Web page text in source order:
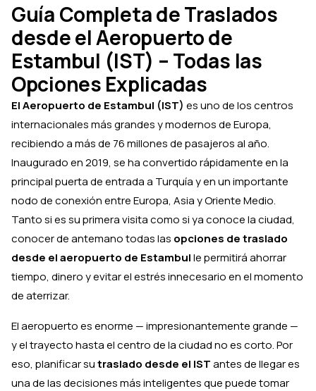
Guía Completa de Traslados
desde el Aeropuerto de
Estambul (IST) – Todas las
Opciones Explicadas
El Aeropuerto de Estambul (IST) es uno de los centros
internacionales más grandes y modernos de Europa,
recibiendo a más de 76 millones de pasajeros al año.
Inaugurado en 2019, se ha convertido rápidamente en la
principal puerta de entrada a Turquía y en un importante
nodo de conexión entre Europa, Asia y Oriente Medio.
Tanto si es su primera visita como si ya conoce la ciudad,
conocer de antemano todas las opciones de traslado
desde el aeropuerto de Estambulle permitirá ahorrar
tiempo, dinero y evitar el estrés innecesario en el momento
de aterrizar.
El aeropuerto es enorme — impresionantemente grande —
y el trayecto hasta el centro de la ciudad no es corto. Por
eso, planificar sutraslado desde el ISTantes de llegar es
una de las decisiones más inteligentes que puede tomar